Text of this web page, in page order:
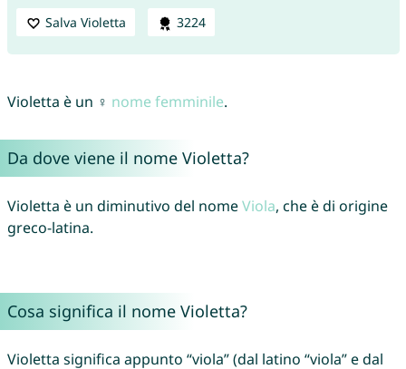
Salva Violetta 3224
Violetta è un ♀ nome femminile.
Da dove viene il nome Violetta?
Violetta è un diminutivo del nomeViola, che è di origine
greco-latina.
Cosa significa il nome Violetta?
Violetta significa appunto “viola” (dal latino “viola” e dal